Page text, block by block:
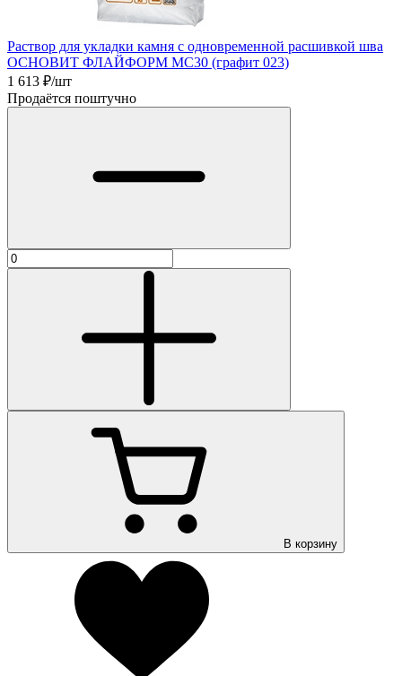
Раствор для укладки камня с одновременной расшивкой шва
ОСНОВИТ ФЛАЙФОРМ MC30 (графит 023)
1 613 ₽/шт
Продаётся поштучно
В корзину